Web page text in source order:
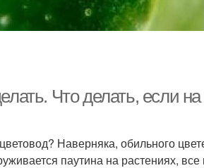
Что делать, если
Наверняка, обильного
паутина на растениях,